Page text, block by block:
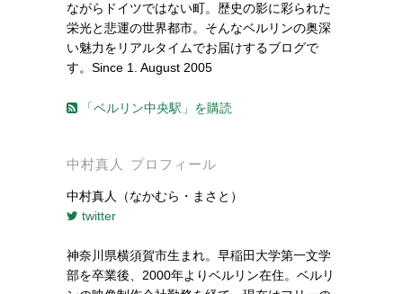
ながらドイツではない町。歴史の影に彩られた
栄光と悲運の世界都市。そんなベルリンの奥深
い魅力をリアルタイムでお届けするブログで
す。Since 1. August 2005
「ベルリン中央駅」を購読
中村真人 プロフィール
中村真人（なかむら・まさと）
twitter
神奈川県横須賀市生まれ。早稲田大学第一文学
部を卒業後、2000年よりベルリン在住。ベルリ